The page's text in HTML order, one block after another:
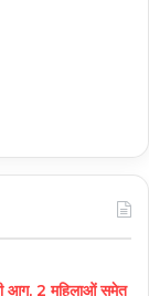
आग, 2 महिलाओं समेत